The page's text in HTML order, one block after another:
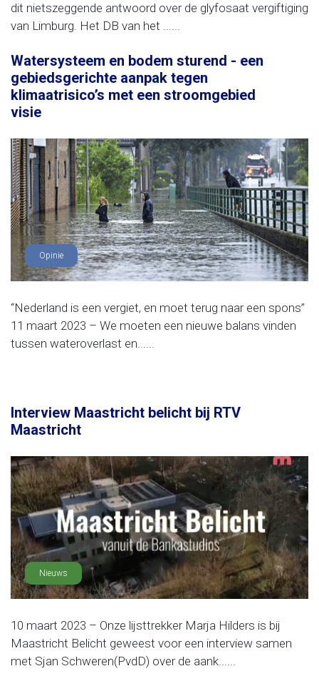
dit nietszeggende antwoord over de glyfosaat vergiftiging
van Limburg. Het DB van het ......
Watersysteem en bodem sturend - een
gebiedsgerichte aanpak tegen
klimaatrisico’s met een stroomgebied
visie
Opinie
“Nederland is een vergiet, en moet terug naar een spons”
11 maart 2023 – We moeten een nieuwe balans vinden
tussen wateroverlast en......
Interview Maastricht belicht bij RTV
Maastricht
Nieuws
10 maart 2023 – Onze lijsttrekker Marja Hilders is bij
Maastricht Belicht geweest voor een interview samen
met Sjan Schweren(PvdD) over de aank......